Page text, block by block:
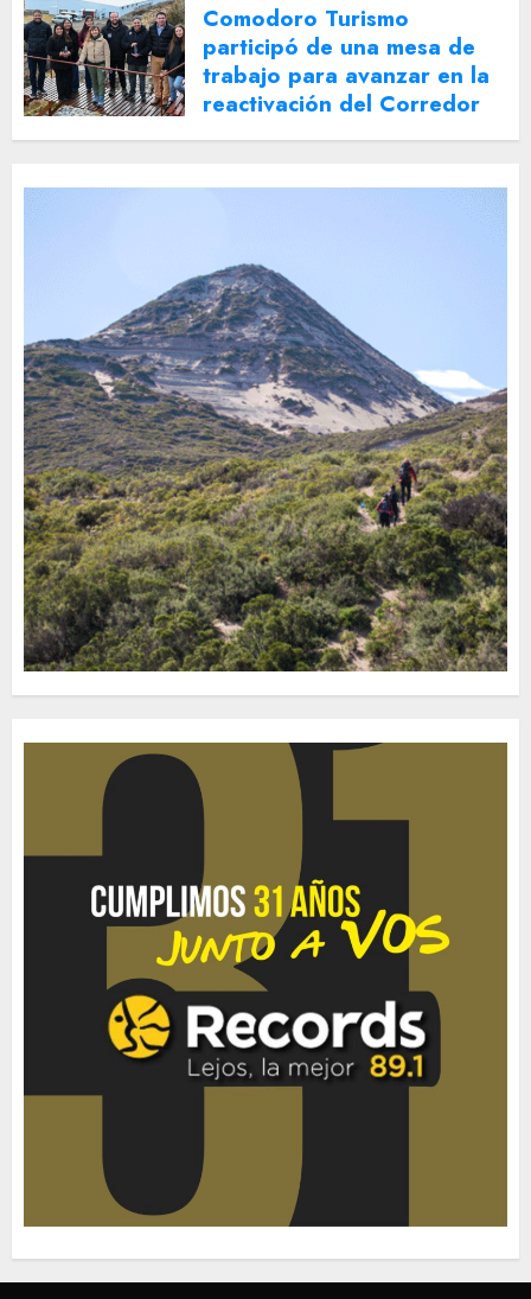
Comodoro Turismo
participó de una mesa de
trabajo para avanzar en la
reactivación del Corredor
Turístico Integrado